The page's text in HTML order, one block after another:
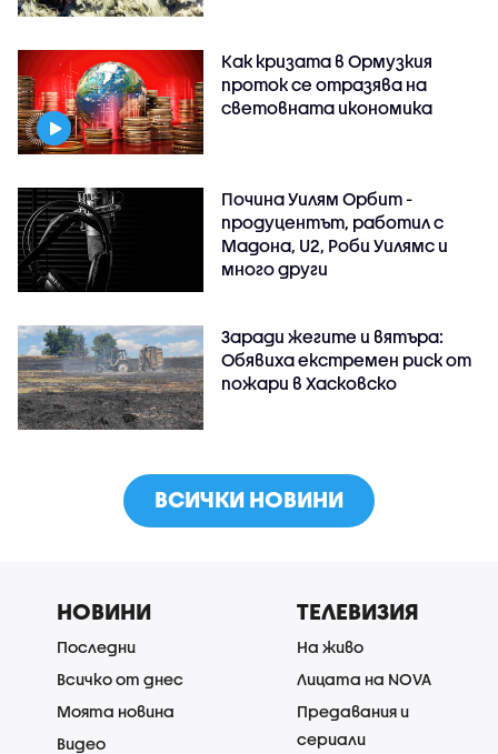
Как кризата в Ормузкия
проток се отразява на
световната икономика
Почина Уилям Орбит -
продуцентът, работил с
Мадона, U2, Роби Уилямс и
много други
Заради жегите и вятъра:
Обявиха екстремен риск от
пожари в Хасковско
ВСИЧКИ НОВИНИ
НОВИНИ
Последни
Всичко от днес
Моята новина
Видео
ТЕЛЕВИЗИЯ
На живо
Лицата на NOVA
Предавания и
сериали